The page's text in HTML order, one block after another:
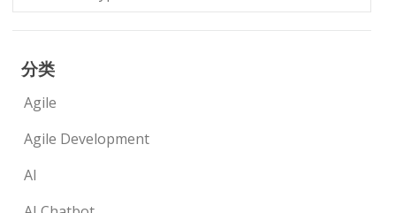
分类
Agile
Agile Development
AI